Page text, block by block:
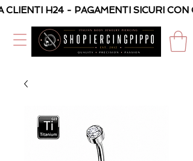
H24 - PAGAMENTI SICURI